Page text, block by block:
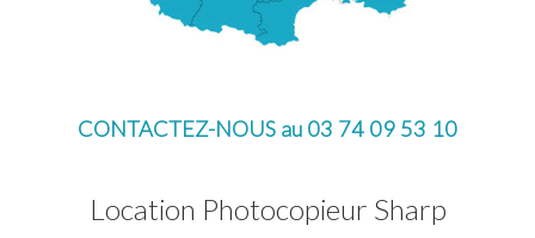
CONTACTEZ-NOUS au 03 74 09 53 10
Location Photocopieur Sharp